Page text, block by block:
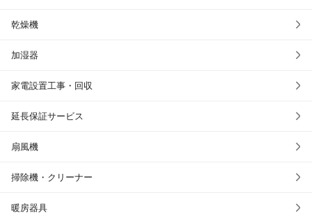
乾燥機
加湿器
家電設置工事・回収
延長保証サービス
扇風機
掃除機・クリーナー
暖房器具